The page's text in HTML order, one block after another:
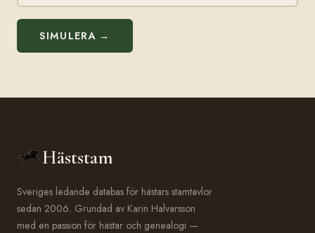
SIMULERA →
Häststam
Sveriges ledande databas för hästars stamtavlor
sedan 2006. Grundad av Karin Halvarsson
med en passion för hästar och genealogi —